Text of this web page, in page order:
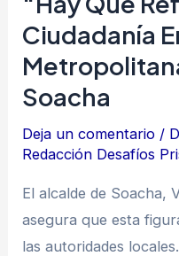
Ciudadanía
Soacha
Deja un comentario /
Redacción Desafíos
El alcalde de Soacha,
asegura que esta
las autoridades locales.
alcalde
de
Soacha